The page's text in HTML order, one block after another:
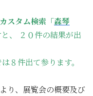
スタム検索「森琴
、 ２０件の結果が出
８件出て参ります。
り、展覧会の概要及び